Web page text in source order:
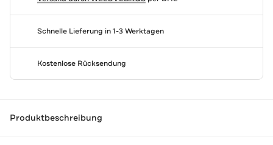
Schnelle Lieferung in 1-3 Werktagen
Kostenlose Rücksendung
Produktbeschreibung